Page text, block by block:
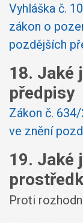
Vyhláška č.
zákon o
pozdějších
18. Jaké
předpisy
Zákon č.
ve znění
19. Jaké
Proti